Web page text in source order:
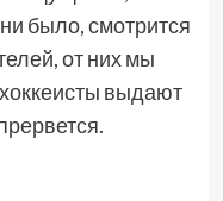
было, смотрится
от них мы
выдают